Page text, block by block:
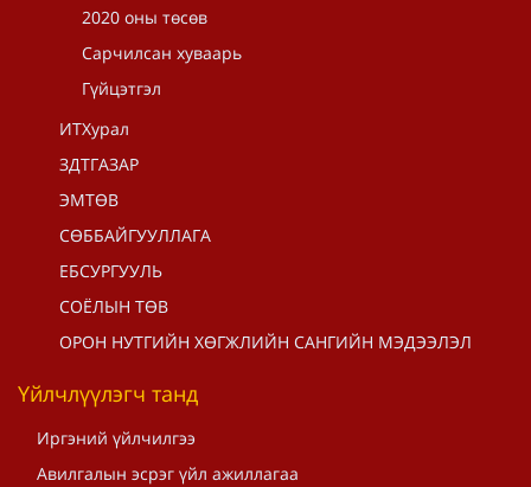
2020 оны төсөв
Сарчилсан хуваарь
Гүйцэтгэл
ИТХурал
ЗДТГАЗАР
ЭМТӨВ
СӨББАЙГУУЛЛАГА
ЕБСУРГУУЛЬ
СОЁЛЫН ТӨВ
ОРОН НУТГИЙН ХӨГЖЛИЙН САНГИЙН МЭДЭЭЛЭЛ
Үйлчлүүлэгч танд
Иргэний үйлчилгээ
Авилгалын эсрэг үйл ажиллагаа